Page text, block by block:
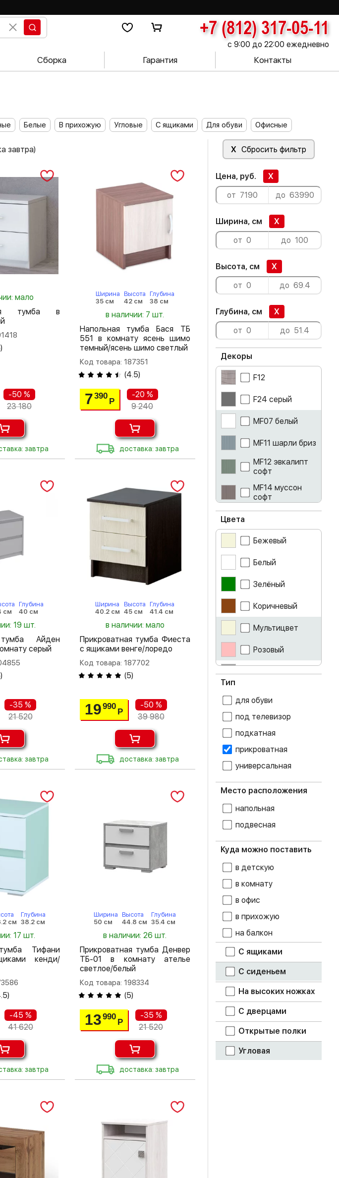
+7 (812) 317-05-11
с 9:00 до 22:00 ежедневно
Сборка Гарантия Контакты
Белые В прихожую Угловые С ящиками Для обуви Офисные
завтра)
мало
тумба в
)
-50 %
23 180
завтра
Ширина
35 см
Высота
42 см
Глубина
38 см
в наличии: 7 шт.
Напольная тумба Бася ТБ
551 в комнату ясень шимо
темный/ясень шимо светлый
Код товара: 187351
(4.5)
7390
Р
-20 %
9 240
доставка: завтра
см
Глубина
40 см
19 шт.
Айден
серый
)
-35 %
21 520
завтра
Ширина
40.2 см
Высота
45 см
Глубина
41.4 см
в наличии: мало
Прикроватная тумба Фиеста
с ящиками венге/лоредо
Код товара: 187702
(5)
19990
Р
-50 %
39 980
доставка: завтра
см
Глубина
38.2 см
17 шт.
Тифани
кенди/
)
-45 %
41 620
завтра
Ширина
50 см
Высота
44.8 см
Глубина
35.4 см
в наличии: 26 шт.
Прикроватная тумба Денвер
ТБ-01 в комнату ателье
светлое/белый
Код товара: 198334
(5)
13990
Р
-35 %
21 520
доставка: завтра
X Сбросить фильтр
Цена, руб. X
Ширина, см X
Высота, см X
Глубина, см X
Декоры
F12
F24 серый
MF07 белый
MF11 шарли бриз
MF12 эвкалипт
софт
MF14 муссон
софт
ателье светлое
бежевый
белый
белый глянец
белый лак
белый снег
бетон
гикори рокфорд
Гранит лофт
графит
дуб белфорт
дуб бомонд
какао
дуб вотан
дуб делано
дуб золотой
дуб крафт белый
дуб крафт серый
дуб крафт
табачный
дуб смоки
дуб сонома
Цвета
Бежевый
Белый
Зелёный
Коричневый
Мультицвет
Розовый
Чёрный
Тип
для обуви
под телевизор
подкатная
прикроватная
универсальная
Место расположения
напольная
подвесная
Куда можно поставить
в детскую
в комнату
в офис
в прихожую
на балкон
С ящиками
С сиденьем
На высоких ножках
С дверцами
Открытые полки
Угловая